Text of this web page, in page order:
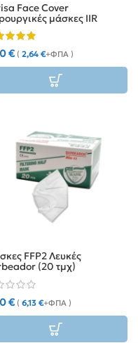
Face Cover
μάσκες IIR
€ ( 2,64 €+ΦΠΑ )
FFP2 Λευκές
(20 τμχ)
€ ( 6,13 €+ΦΠΑ )